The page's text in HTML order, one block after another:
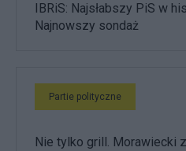
IBRiS: Najsłabszy PiS w
Najnowszy sondaż
Partie polityczne
Nie tylko grill. Morawiecki